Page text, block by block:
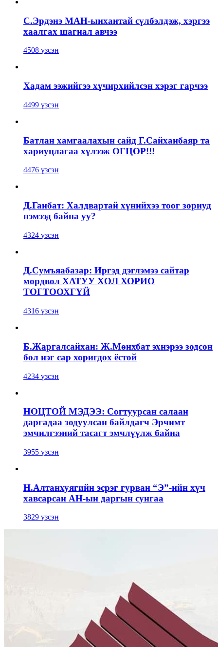
С.Эрдэнэ МАН-ынхантай сүлбэлдэж, хэргээ
хаалгах шагнал авчээ
4508 үзсэн
Хадам ээжийгээ хүчирхийлсэн хэрэг гарчээ
4499 үзсэн
Батлан хамгаалахын сайд Г.Сайханбаяр та
хариуцлагаа хүлээж ОГЦОР!!!
4476 үзсэн
Д.Ганбат: Халдвартай хүнийхээ тоог зориуд
нэмээд байна уу?
4324 үзсэн
Д.Сумъяабазар: Иргэд дэглэмээ сайтар
мөрдвөл ХАТУУ ХӨЛ ХОРИО
ТОГТООХГҮЙ
4316 үзсэн
Б.Жаргалсайхан: Ж.Мөнхбат эхнэрээ зодсон
бол нэг сар хоригдох ёстой
4234 үзсэн
НОЦТОЙ МЭДЭЭ: Согтуурсан салаан
даргадаа зодуулсан байлдагч Эрчимт
эмчилгээний тасагт эмчлүүлж байна
3955 үзсэн
Н.Алтанхуягийн эсрэг гурван “Э”-ийн хүч
хавсарсан АН-ын даргын сунгаа
3829 үзсэн